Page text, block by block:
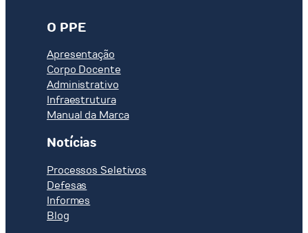
O PPE
Apresentação
Corpo Docente
Administrativo
Infraestrutura
Manual da Marca
Notícias
Processos Seletivos
Defesas
Informes
Blog